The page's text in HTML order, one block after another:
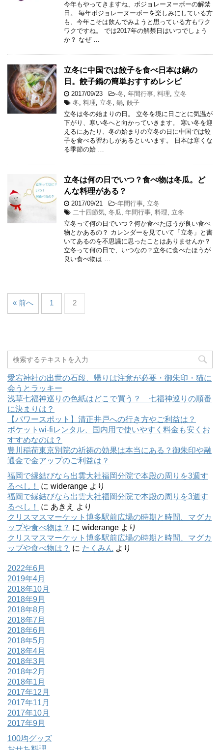
今年もやってきますね、ボジョレーヌーボーの解禁
日。 毎年ボジョレーヌーボーを楽しみにしている方
も、今年こそは飲んでみようと思っている方もワク
ワクですね。 では2017年の解禁日はいつでしょう
か？ なぜ …
立冬に中国では餃子を食べ日本は鍋の
日。餃子鍋の簡単おすすめレシピ
2017/09/23 -冬, 年間行事, 料理, 立冬
冬, 料理, 立冬, 鍋, 餃子
立冬は冬の始まりの日。 立冬を境に日ごとに気温が
下がり、寒い冬へと向かっていきます。 寒い冬を迎
えるにあたり、冬の始まりの立冬の日に中国では餃
子を食べる習わしがあるといいます。 日本は寒くな
る季節の始 …
立冬は何の日でいつ？食べ物は冬瓜。ど
んな料理がある？
2017/09/21 -年間行事, 立冬
二十四節気, 冬瓜, 年間行事, 料理, 立冬
立冬って何の日でいつ？何か食べたほうが良い食べ
物とかあるの？ カレンダーを見ていて「立冬」と書
いてあるのを不思議に思ったことはありませんか？
立冬って何の日で、いつなの？立冬に食べたほうが
良い食べ物は …
« 前へ 1 2
愛宕神社の出世の石段、帰りは注意が必要・御朱印・猫に
会うとラッキー
浅草七福神巡りの色紙はどこで買う？ 七福神巡りの順番
に決まりは？
【パワースポット】清正井戸への行き方やご利益は？
ポケットwi-fiレンタル、国内用で使いやすく料金も安くお
すすめなのは？
豊川稲荷東京別院の祈祷の効果は本当にある？御朱印や融
通金で金アップのご利益は？
福岡で縁結びなら出雲大社福岡分院で本殿の周りを3週す
るべし！
に widerange より
福岡で縁結びなら出雲大社福岡分院で本殿の周りを3週す
るべし！
に あきえ
より
クリスマスマーケット博多駅前広場の時期と時間、マグカ
ップや食べ物は？ に widerange より
クリスマスマーケット博多駅前広場の時期と時間、マグカ
ップや食べ物は？ に たくみん より
2022年6月
2019年4月
2018年10月
2018年9月
2018年8月
2018年7月
2018年6月
2018年5月
2018年4月
2018年3月
2018年2月
2018年1月
2017年12月
2017年11月
2017年10月
2017年9月
100均グッズ